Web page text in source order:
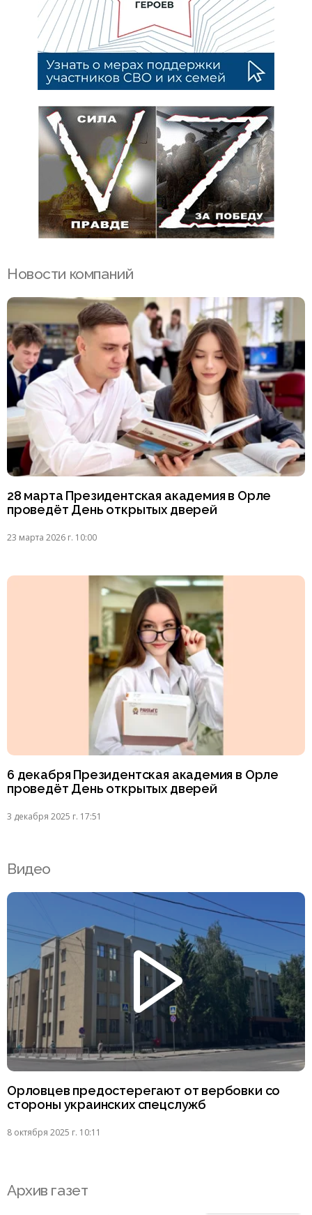
Новости компаний
28 марта Президентская академия в Орле
проведёт День открытых дверей
23 марта 2026 г. 10:00
6 декабря Президентская академия в Орле
проведёт День открытых дверей
3 декабря 2025 г. 17:51
Видео
Орловцев предостерегают от вербовки со
стороны украинских спецслужб
8 октября 2025 г. 10:11
Архив газет